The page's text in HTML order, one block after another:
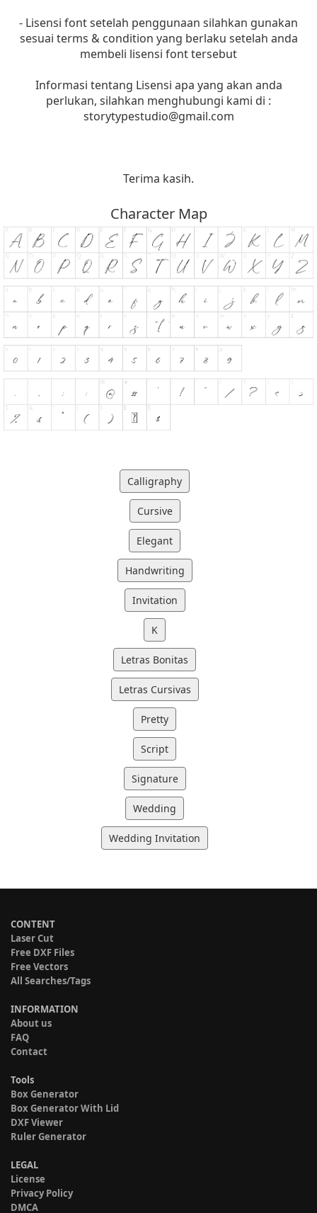
- Lisensi font setelah penggunaan silahkan gunakan
sesuai terms & condition yang berlaku setelah anda
membeli lisensi font tersebut
Informasi tentang Lisensi apa yang akan anda
perlukan, silahkan menghubungi kami di :
storytypestudio@gmail.com
Terima kasih.
Character Map
Calligraphy
Cursive
Elegant
Handwriting
Invitation
K
Letras Bonitas
Letras Cursivas
Pretty
Script
Signature
Wedding
Wedding Invitation
CONTENT
Laser Cut
Free DXF Files
Free Vectors
All Searches/Tags
INFORMATION
About us
FAQ
Contact
Tools
Box Generator
Box Generator With Lid
DXF Viewer
Ruler Generator
LEGAL
License
Privacy Policy
DMCA